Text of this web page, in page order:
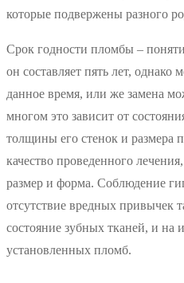
которые подвержены разного
Срок годности пломбы –
он составляет пять лет,
данное время, или же замена
многом это зависит от
толщины его стенок и размера
качество проведенного
размер и форма. Соблюдение
отсутствие вредных привычек
состояние зубных тканей, и на
установленных пломб.